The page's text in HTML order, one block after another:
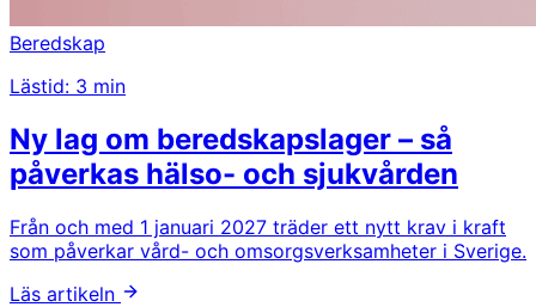
Beredskap
Lästid: 3 min
Ny lag om beredskapslager – så
påverkas hälso- och sjukvården
Från och med 1 januari 2027 träder ett nytt krav i kraft
som påverkar vård- och omsorgsverksamheter i Sverige.
Läs artikeln